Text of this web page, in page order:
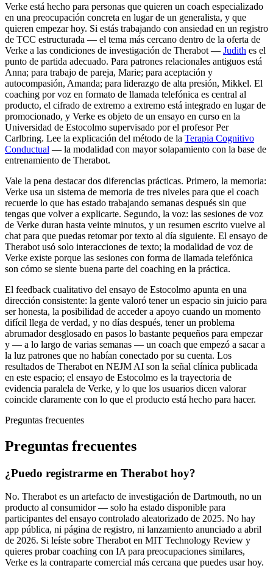
Verke está hecho para personas que quieren un coach especializado
en una preocupación concreta en lugar de un generalista, y que
quieren empezar hoy. Si estás trabajando con ansiedad en un registro
de TCC estructurada — el tema más cercano dentro de la oferta de
Verke a las condiciones de investigación de Therabot — Judith es el
punto de partida adecuado. Para patrones relacionales antiguos está
Anna; para trabajo de pareja, Marie; para aceptación y
autocompasión, Amanda; para liderazgo de alta presión, Mikkel. El
coaching por voz en formato de llamada telefónica es central al
producto, el cifrado de extremo a extremo está integrado en lugar de
promocionado, y Verke es objeto de un ensayo en curso en la
Universidad de Estocolmo supervisado por el profesor Per
Carlbring. Lee la explicación del método de la Terapia Cognitivo
Conductual — la modalidad con mayor solapamiento con la base de
entrenamiento de Therabot.
Vale la pena destacar dos diferencias prácticas. Primero, la memoria:
Verke usa un sistema de memoria de tres niveles para que el coach
recuerde lo que has estado trabajando semanas después sin que
tengas que volver a explicarte. Segundo, la voz: las sesiones de voz
de Verke duran hasta veinte minutos, y un resumen escrito vuelve al
chat para que puedas retomar por texto al día siguiente. El ensayo de
Therabot usó solo interacciones de texto; la modalidad de voz de
Verke existe porque las sesiones con forma de llamada telefónica
son cómo se siente buena parte del coaching en la práctica.
El feedback cualitativo del ensayo de Estocolmo apunta en una
dirección consistente: la gente valoró tener un espacio sin juicio para
ser honesta, la posibilidad de acceder a apoyo cuando un momento
difícil llega de verdad, y no días después, tener un problema
abrumador desglosado en pasos lo bastante pequeños para empezar
y — a lo largo de varias semanas — un coach que empezó a sacar a
la luz patrones que no habían conectado por su cuenta. Los
resultados de Therabot en NEJM AI son la señal clínica publicada
en este espacio; el ensayo de Estocolmo es la trayectoria de
evidencia paralela de Verke, y lo que los usuarios dicen valorar
coincide claramente con lo que el producto está hecho para hacer.
Preguntas frecuentes
Preguntas frecuentes
¿Puedo registrarme en Therabot hoy?
No. Therabot es un artefacto de investigación de Dartmouth, no un
producto al consumidor — solo ha estado disponible para
participantes del ensayo controlado aleatorizado de 2025. No hay
app pública, ni página de registro, ni lanzamiento anunciado a abril
de 2026. Si leíste sobre Therabot en MIT Technology Review y
quieres probar coaching con IA para preocupaciones similares,
Verke es la contraparte comercial más cercana que puedes usar hoy.